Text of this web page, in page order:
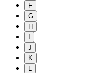
F
G
H
J
K
L